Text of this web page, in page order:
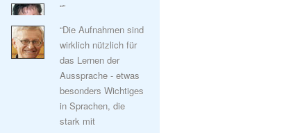
“”
“Die Aufnahmen sind
wirklich nützlich für
das Lernen der
Aussprache - etwas
besonders Wichtiges
in Sprachen, die
stark mit